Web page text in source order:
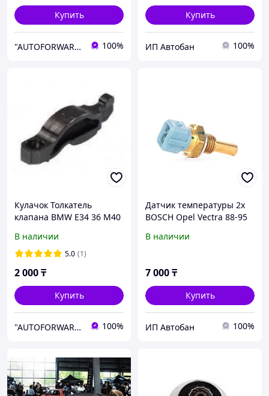
Купить
"AUTOFORWARD.KZ" Автозапчасти 100%
Купить
ИП Автобан 100%
Кулачок Толкатель
клапана BMW E34 36 M40
В наличии
5.0 (1)
2 000₸
Купить
"AUTOFORWARD.KZ" Автозапчасти 100%
Датчик температуры 2x
BOSCH Opel Vectra 88-95
E30/34/36 1.6-3.5 1989-
В наличии
7 000₸
Купить
ИП Автобан 100%